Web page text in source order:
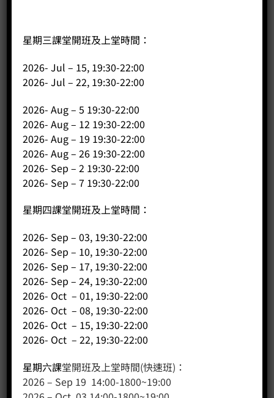
客戶服務
聯絡我們
網站地圖
友站連結
產品分類
咖啡課程
咖啡種類
咖啡機
咖啡器具
咖啡器具品牌
WPM咖啡系列
星期三課堂開班及上堂時間：
2026- Jul – 15, 19:30-22:00
2026- Jul – 22, 19:30-22:00
2026- Aug – 5 19:30-22:00
2026- Aug – 12 19:30-22:00
2026- Aug – 19 19:30-22:00
2026- Aug – 26 19:30-22:00
2026- Sep – 2 19:30-22:00
2026- Sep – 7 19:30-22:00
星期四課堂開班及上堂時間：
2026- Sep – 03, 19:30-22:00
2026- Sep – 10, 19:30-22:00
2026- Sep – 17, 19:30-22:00
2026- Sep – 24, 19:30-22:00
2026- Oct – 01, 19:30-22:00
2026- Oct – 08, 19:30-22:00
2026- Oct – 15, 19:30-22:00
2026- Oct – 22, 19:30-22:00
星期六課堂開班及上堂時間(快速班)：
2026 – Sep 19 14:00-1800~19:00